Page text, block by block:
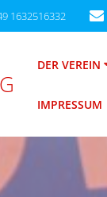
1632516332
DER VEREIN
IMPRESSUM